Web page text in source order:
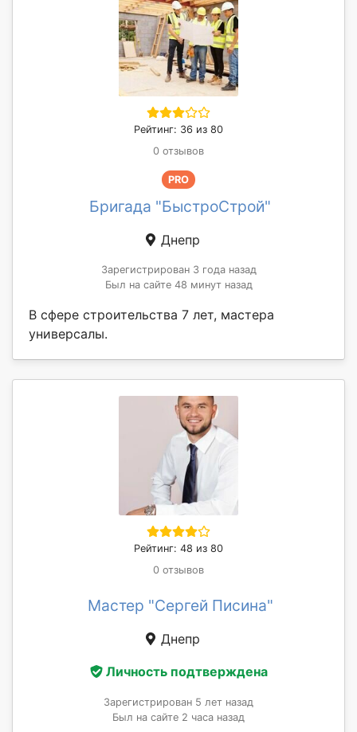
Рейтинг: 36 из 80
0 отзывов
PRO
Бригада "БыстроСтрой"
Днепр
Зарегистрирован 3 года назад
Был на сайте 48 минут назад
В сфере строительства 7 лет, мастера
универсалы.
Рейтинг: 48 из 80
0 отзывов
Мастер "Сергей Писина"
Днепр
Личность подтверждена
Зарегистрирован 5 лет назад
Был на сайте 2 часа назад